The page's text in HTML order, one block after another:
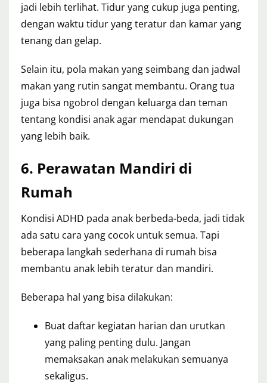
jadi lebih terlihat. Tidur yang cukup juga penting,
dengan waktu tidur yang teratur dan kamar yang
tenang dan gelap.
Selain itu, pola makan yang seimbang dan jadwal
makan yang rutin sangat membantu. Orang tua
juga bisa ngobrol dengan keluarga dan teman
tentang kondisi anak agar mendapat dukungan
yang lebih baik.
6. Perawatan Mandiri di
Rumah
Kondisi ADHD pada anak berbeda-beda, jadi tidak
ada satu cara yang cocok untuk semua. Tapi
beberapa langkah sederhana di rumah bisa
membantu anak lebih teratur dan mandiri.
Beberapa hal yang bisa dilakukan:
Buat daftar kegiatan harian dan urutkan
yang paling penting dulu. Jangan
memaksakan anak melakukan semuanya
sekaligus.